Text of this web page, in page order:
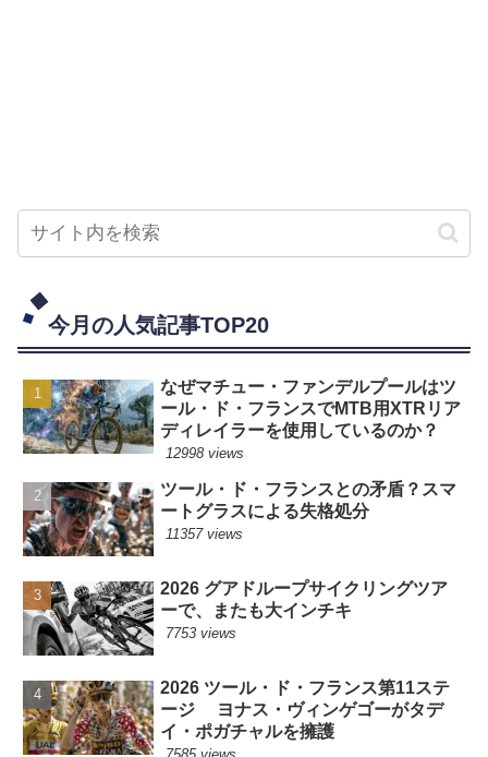
今月の人気記事TOP20
なぜマチュー・ファンデルプールはツ
ール・ド・フランスでMTB用XTRリア
ディレイラーを使用しているのか？
12998 views
ツール・ド・フランスとの矛盾？スマ
ートグラスによる失格処分
11357 views
2026 グアドループサイクリングツア
ーで、またも大インチキ
7753 views
2026 ツール・ド・フランス第11ステ
ージ ヨナス・ヴィンゲゴーがタデ
イ・ポガチャルを擁護